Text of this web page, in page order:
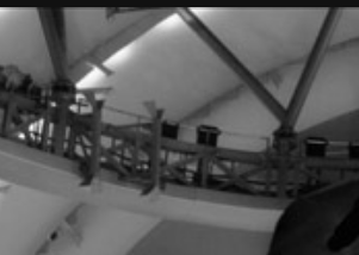
Treinkaartjes worden duurder,
abonnementen verdwijnen
9 months ago